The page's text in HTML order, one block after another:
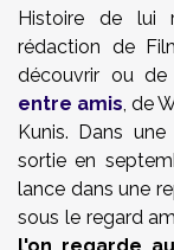
Histoire de lui
rédaction de
découvrir ou
entre amis, de
Kunis. Dans
sortie en
lance dans une
sous le regard